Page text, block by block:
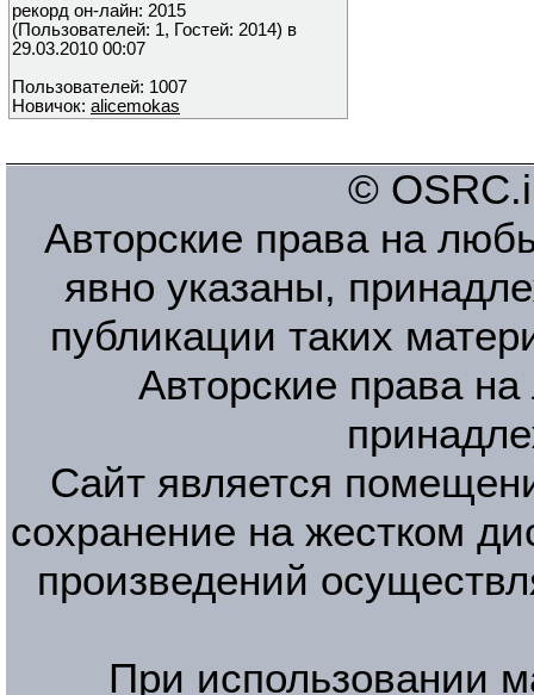
рекорд он-лайн: 2015
(Пользователей: 1, Гостей: 2014) в
29.03.2010 00:07
Пользователей: 1007
Новичок: alicemokas
©
Авторские права на
явно указаны,
публикации таких
Авторские права
Сайт является
сохранение на жестком
произведений
При использовании